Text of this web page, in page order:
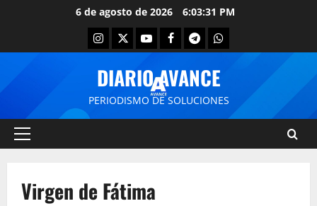
6 de agosto de 2026 6:03:31 PM
DIARIO AVANCE
PERIODISMO DE SOLUCIONES
Virgen de Fátima